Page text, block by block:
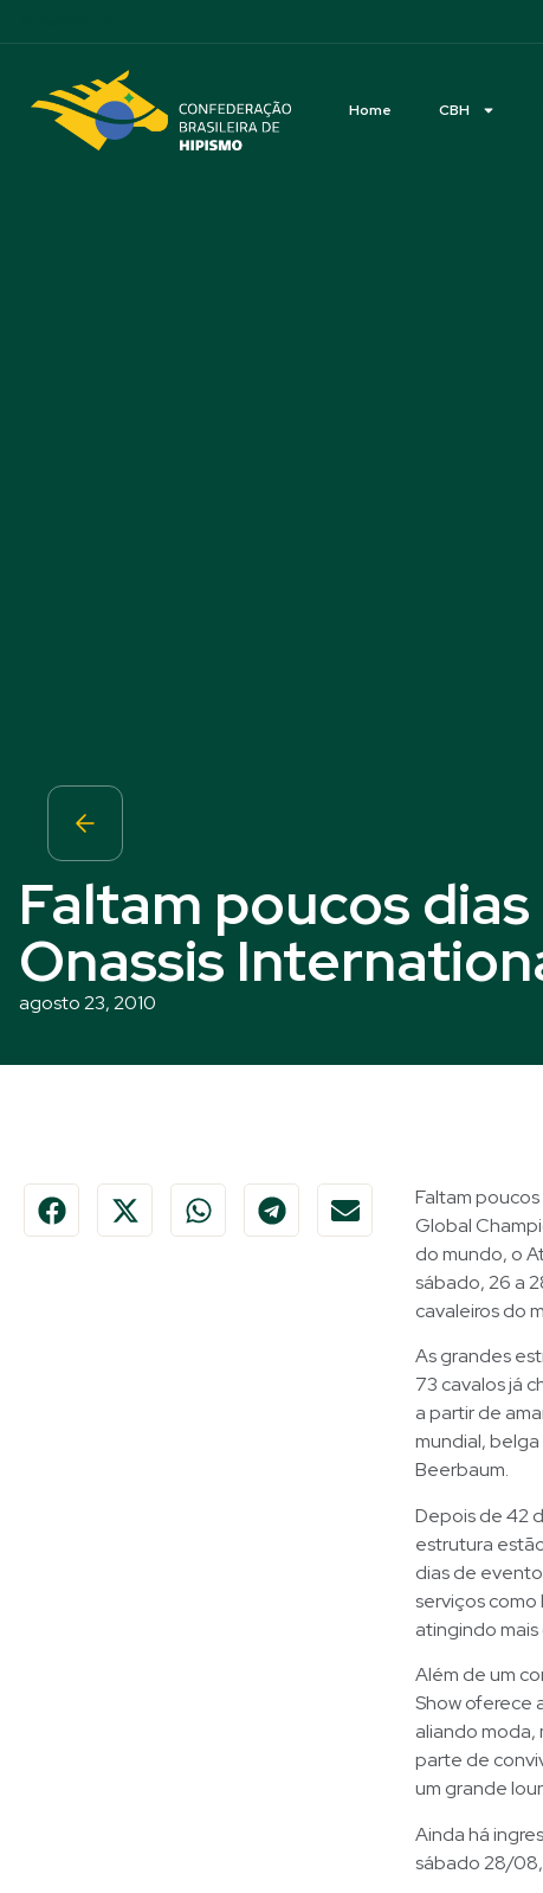
Home CBH
Faltam poucos
Onassis
agosto 23, 2010
Faltam
Global
do mundo, o
sábado, 26 a
cavaleiros do
As grandes
73 cavalos já
a partir de
mundial,
Beerbaum.
Depois de 42
estrutura
dias de
serviços
atingindo
Além de um
Show oferece
aliando moda,
parte de
um grande
Ainda há
sábado 28/